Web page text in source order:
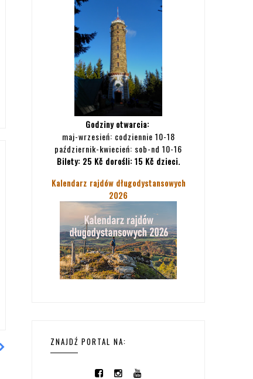
Godziny otwarcia:
maj-wrzesień: codziennie 10-18
październik-kwiecień: sob-nd 10-16
Bilety: 25 Kč dorośli: 15 Kč dzieci.
Kalendarz rajdów długodystansowych
2026
ZNAJDŹ PORTAL NA: